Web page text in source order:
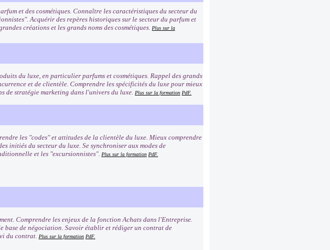
et des cosmétiques. Connaître les caractéristiques du secteur du
Acquérir des repères historiques sur le secteur du parfum et
créations et les grands noms des cosmétiques. Plus sur la
du luxe, en particulier parfums et cosmétiques. Rappel des grands
et de clientèle. Comprendre les spécificités du luxe pour mieux
de stratégie marketing dans l'univers du luxe. Plus sur la formation PdF.
les "codes" et attitudes de la clientèle du luxe. Mieux comprendre
initiés du secteur du luxe. Se synchroniser aux modes de
et les "excursionnistes". Plus sur la formation PdF.
Comprendre les enjeux de la fonction Achats dans l'Entreprise.
base de négociation. Savoir établir et rédiger un contrat de
du contrat. Plus sur la formation PdF.